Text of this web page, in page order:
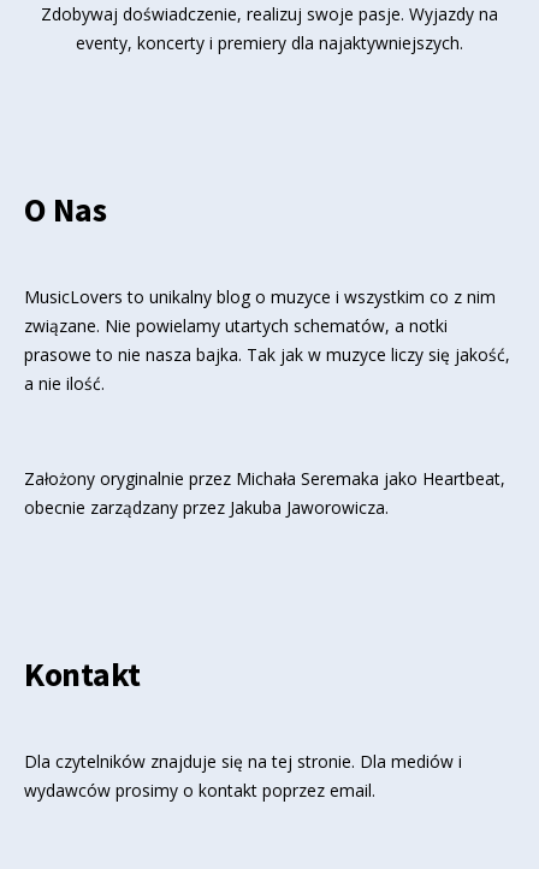
Zdobywaj doświadczenie, realizuj swoje pasje. Wyjazdy na
eventy, koncerty i premiery dla najaktywniejszych.
O Nas
MusicLovers to unikalny blog o muzyce i wszystkim co z nim
związane. Nie powielamy utartych schematów, a notki
prasowe to nie nasza bajka. Tak jak w muzyce liczy się jakość,
a nie ilość.
Założony oryginalnie przez Michała Seremaka jako Heartbeat,
obecnie zarządzany przez Jakuba Jaworowicza.
Kontakt
Dla czytelników znajduje się na tej stronie. Dla mediów i
wydawców prosimy o kontakt poprzez email.